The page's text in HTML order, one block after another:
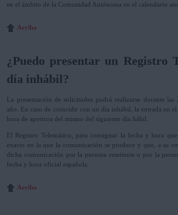
en el ámbito de la Comunidad Autónoma en el calendario
Arriba
¿Puedo presentar un Registro
día inhábil?
La presentación de solicitudes podrá realizarse durante
año. En caso de coincidir con un día inhábil, la entrada en el
hora de apertura del mismo del siguiente día hábil.
El Registro Telemático, para consignar la fecha y hora
exacto en la que la comunicación se produce y que, a su
dicha comunicación por la persona remitente o por la
fecha y hora oficial española.
Arriba